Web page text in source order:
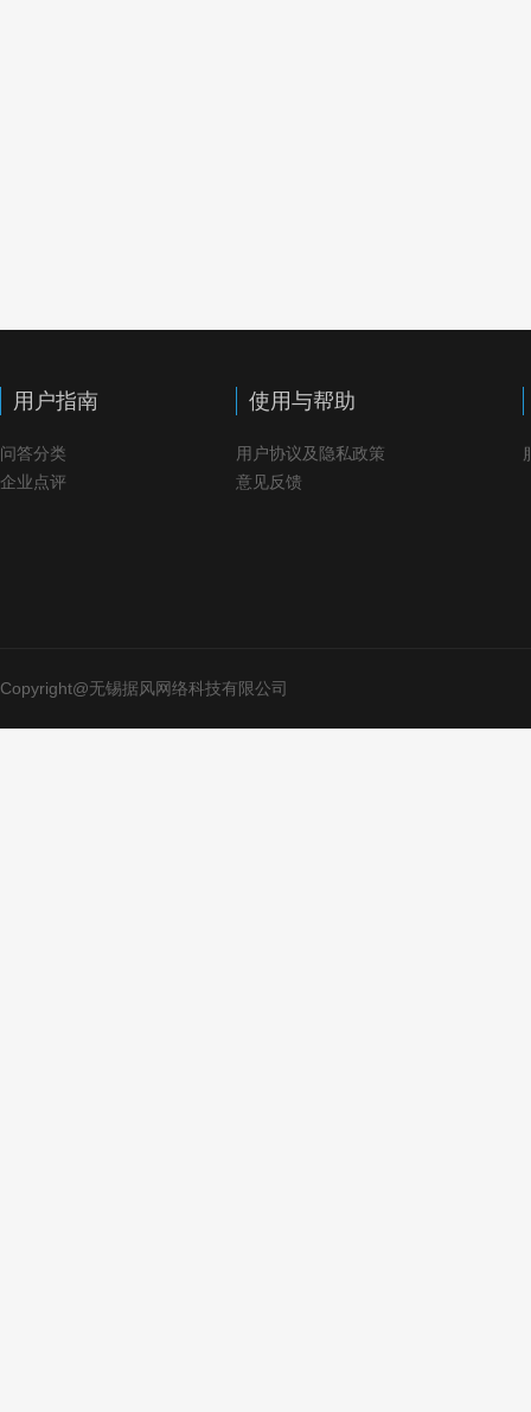
用户指南
问答分类
企业点评
使用与帮助
用户协议及隐私政策
意见反馈
Copyright@无锡据风网络科技有限公司